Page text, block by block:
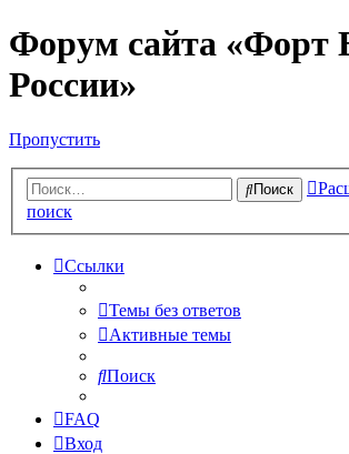
Форум сайта «Форт
России»
Пропустить
Поиск
поиск
Ссылки
Темы без ответов
Активные темы
Поиск
FAQ
Вход